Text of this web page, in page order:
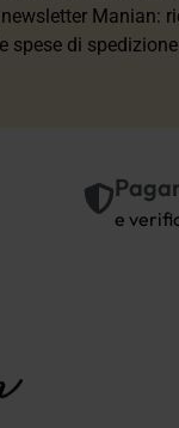
Manian:
spese di
e